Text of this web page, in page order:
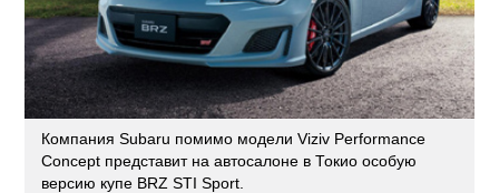
Компания Subaru помимо модели Viziv Performance
Concept представит на автосалоне в Токио особую
версию купе BRZ STI Sport.